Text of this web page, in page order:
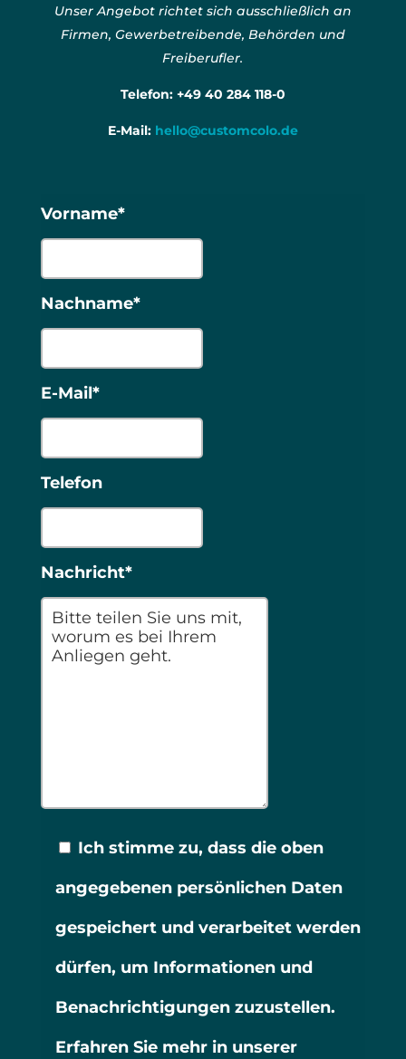
Unser Angebot richtet sich ausschließlich an
Firmen, Gewerbetreibende, Behörden und
Freiberufler.
Telefon: +49 40 284 118-0
E-Mail: hello@customcolo.de
Vorname*
Nachname*
E-Mail*
Telefon
Nachricht*
Ich stimme zu, dass die oben
angegebenen persönlichen Daten
gespeichert und verarbeitet werden
dürfen, um Informationen und
Benachrichtigungen zuzustellen.
Erfahren Sie mehr in unserer